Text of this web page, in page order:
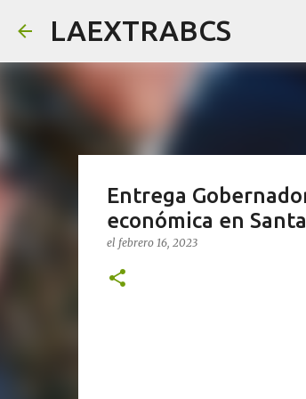
LAEXTRABCS
Entrega
económica en
el febrero 16, 2023